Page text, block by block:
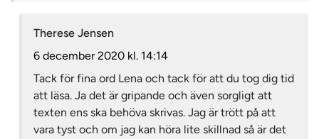
Therese Jensen
6 december 2020 kl. 14:14
Tack för fina ord Lena och tack för att du tog dig tid
att läsa. Ja det är gripande och även sorgligt att
texten ens ska behöva skrivas. Jag är trött på att
vara tyst och om jag kan höra lite skillnad så är det